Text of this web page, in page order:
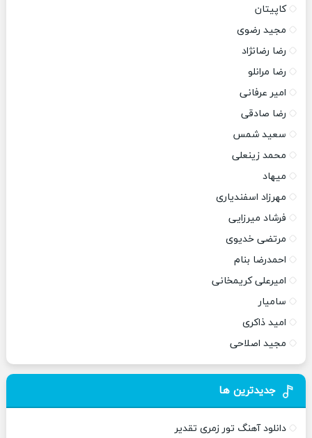
کاپیتان
مجید رضوی
رضا رضانژاد
رضا مرانلو
امیر عرفانی
رضا صادقی
سعید شمس
محمد زینعلی
میهاد
مهرزاد اسفندیاری
فرشاد میرزایی
مرتضی خدیوی
احمدرضا بنام
امیرعلی کریمخانی
سامیار
امید ذاکری
مجید اصلاحی
جدیدترین ها
دانلود آهنگ تور زمری تقدیر